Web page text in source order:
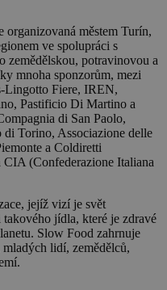
organizovaná městem Turín,
ve spolupráci s
potravinovou a
mnoha sponzorům, mezi
Lingotto Fiere, IREN,
Pastificio Di Martino a
di San Paolo,
di Torino, Associazione delle
a Coldiretti
(Confederazione Italiana
jejíž vizí je svět
jídla, které je zdravé
Slow Food zahrnuje
lidí, zemědělců,